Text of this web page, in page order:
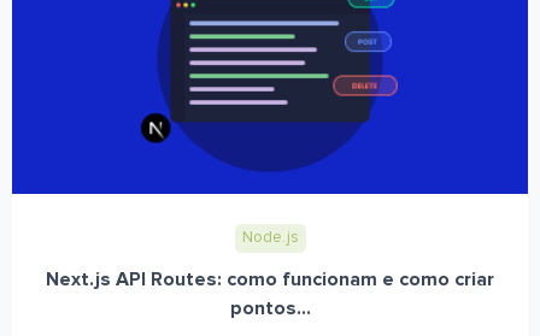
Node.js
Next.js API Routes: como funcionam e como criar
pontos...